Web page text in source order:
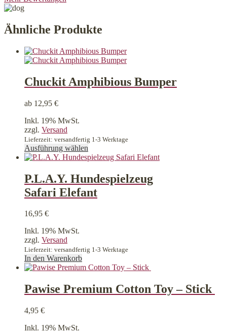
Ähnliche Produkte
Chuckit Amphibious Bumper
ab 12,95 €
Inkl. 19% MwSt.
zzgl. Versand
Lieferzeit: versandfertig 1-3 Werktage
Ausführung wählen
Produkt
mehrere
Varianten
auf.
Produktseite
werden
P.L.A.Y. Hundespielzeug
Safari Elefant
16,95 €
Inkl. 19% MwSt.
zzgl. Versand
Lieferzeit: versandfertig 1-3 Werktage
In den Warenkorb
Pawise Premium Cotton Toy – Stick
4,95 €
Inkl. 19% MwSt.